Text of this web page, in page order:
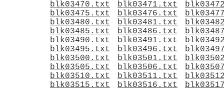
blk03470.txt
blk03471.txt
blk03475.txt
blk03476.txt
blk03480.txt
blk03481.txt
blk03485.txt
blk03486.txt
blk03490.txt
blk03491.txt
blk03495.txt
blk03496.txt
blk03500.txt
blk03501.txt
blk03505.txt
blk03506.txt
blk03510.txt
blk03511.txt
blk03515.txt
blk03516.txt